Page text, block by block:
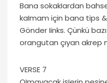
Bana sokakIardan
kaImam için bana tips
Gönder Iinks. Çünkü
orangutan çıyan akrep
VERSE 7